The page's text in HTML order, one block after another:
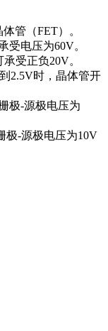
管（FET）。
受电压为60V。
受正负20V。
2.5V时，晶体管开
极-源极电压为
极-源极电压为10V